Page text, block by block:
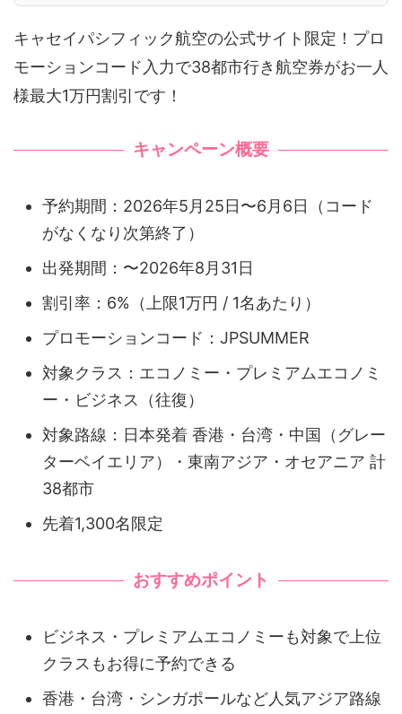
キャセイパシフィック航空の公式サイト限定！プロ
モーションコード入力で38都市行き航空券がお一人
様最大1万円割引です！
キャンペーン概要
予約期間：2026年5月25日〜6月6日（コード
がなくなり次第終了）
出発期間：〜2026年8月31日
割引率：6%（上限1万円 / 1名あたり）
プロモーションコード：JPSUMMER
対象クラス：エコノミー・プレミアムエコノミ
ー・ビジネス（往復）
対象路線：日本発着 香港・台湾・中国（グレー
ターベイエリア）・東南アジア・オセアニア 計
38都市
先着1,300名限定
おすすめポイント
ビジネス・プレミアムエコノミーも対象で上位
クラスもお得に予約できる
香港・台湾・シンガポールなど人気アジア路線